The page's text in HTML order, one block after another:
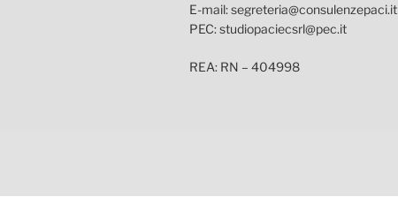
E-mail: segreteria@consulenzepaci.it
PEC: studiopaciecsrl@pec.it
REA: RN – 404998